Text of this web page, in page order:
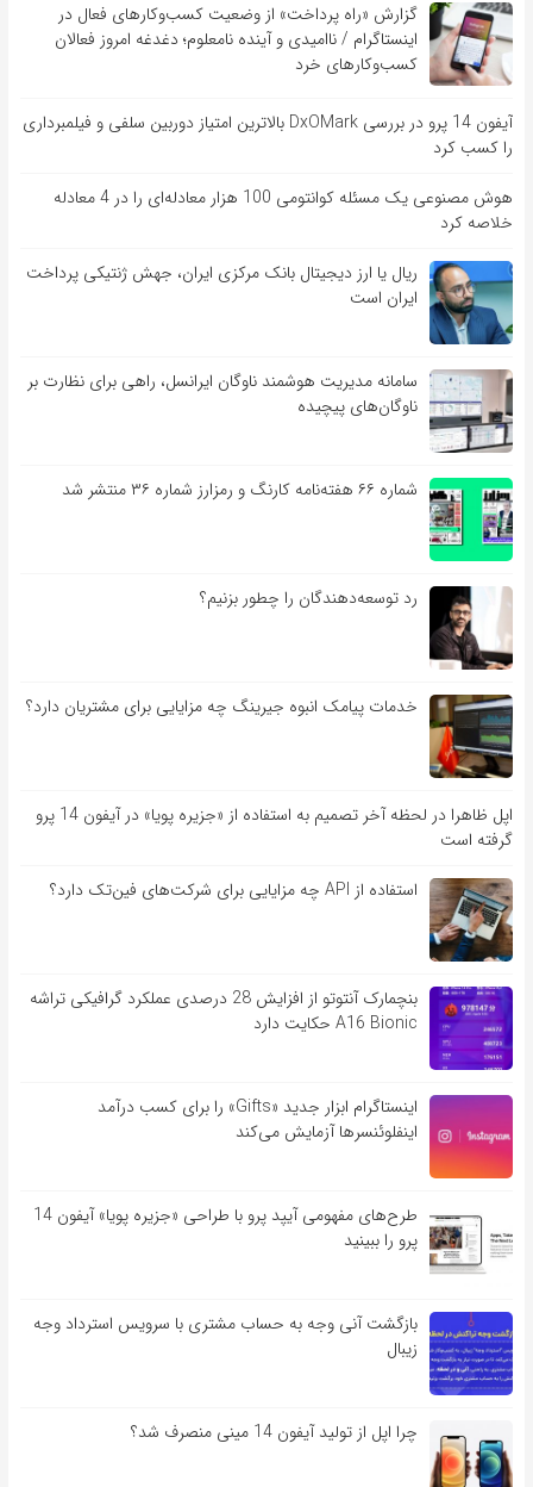
گزارش «راه پرداخت» از وضعیت کسب‌وکارهای فعال در
اینستاگرام / ناامیدی و آینده نامعلوم؛ دغدغه امروز فعالان
کسب‌وکارهای خرد
آیفون 14 پرو در بررسی DxOMark بالاترین امتیاز دوربین سلفی و فیلمبرداری
را کسب کرد
هوش مصنوعی یک مسئله کوانتومی 100 هزار معادله‌‎ای را در 4 معادله
خلاصه کرد
ریال یا ارز دیجیتال بانک مرکزی ایران، جهش ژنتیکی پرداخت
ایران است
سامانه مدیریت هوشمند ناوگان ایرانسل، راهی برای نظارت بر
ناوگان‌های پیچیده
شماره ۶۶ هفته‌نامه کارنگ و رمزارز شماره ۳۶ منتشر شد
رد توسعه‌دهندگان را چطور بزنیم؟
خدمات پیامک انبوه جیرینگ چه مزایایی برای مشتریان دارد؟
اپل ظاهرا در لحظه آخر تصمیم به استفاده از «جزیره پویا» در آیفون 14 پرو
گرفته است
استفاده از API چه مزایایی برای شرکت‌های فین‌تک دارد؟
بنچمارک آنتوتو از افزایش 28 درصدی عملکرد گرافیکی تراشه
A16 Bionic حکایت دارد
اینستاگرام ابزار جدید «Gifts» را برای کسب درآمد
اینفلوئنسرها آزمایش می‌کند
طرح‌های مفهومی آیپد پرو با طراحی «جزیره پویا» آیفون 14
پرو را ببینید
بازگشت آنی وجه به حساب مشتری با سرویس استرداد وجه
زیبال
چرا اپل از تولید آیفون 14 مینی منصرف شد؟